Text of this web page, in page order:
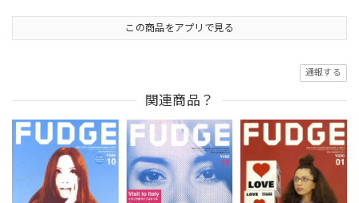
この商品をアプリで見る
通報する
関連商品？